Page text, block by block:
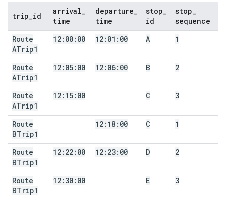
trip id
arrival
time
departure
time
stop
id
stop
sequence
Route
ATrip1
12:00:00 12:01:00 A 1
Route
ATrip1
12:05:00 12:06:00 B 2
Route
ATrip1
12:15:00 C 3
Route
BTrip1
12:18:00 C 1
Route
BTrip1
12:22:00 12:23:00 D 2
Route
BTrip1
12:30:00 E 3